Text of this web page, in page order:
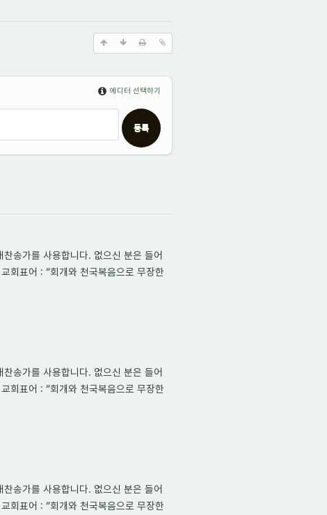
에디터 선택하기
송가를 사용합니다. 없으신 분은 들어
회표어 : “회개와 천국복음으로 무장한
송가를 사용합니다. 없으신 분은 들어
회표어 : “회개와 천국복음으로 무장한
송가를 사용합니다. 없으신 분은 들어
회표어 : “회개와 천국복음으로 무장한